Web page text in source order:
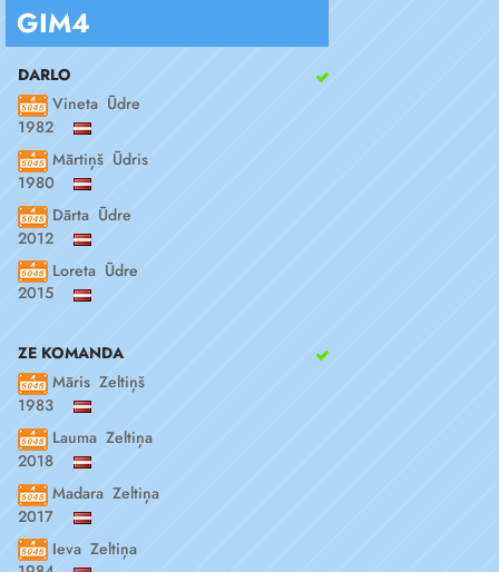
GIM4
DARLO
Vineta Ūdre
1982
Mārtiņš Ūdris
1980
Dārta Ūdre
2012
Loreta Ūdre
2015
ZE KOMANDA
Māris Zeltiņš
1983
Lauma Zeltiņa
2018
Madara Zeltiņa
2017
Ieva Zeltiņa